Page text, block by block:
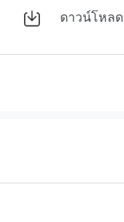
ดาวน์โหลด